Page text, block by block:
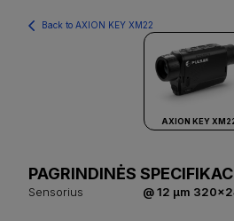
Back to AXION KEY XM22
AXION KEY
PAGRINDINĖS
Sensorius @ 12 µm